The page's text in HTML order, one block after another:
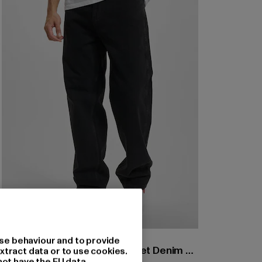
KARL KANI
KK Small Signature Five Pocket Denim Vintage Baggy
behaviour and to provide
data or to use cookies.